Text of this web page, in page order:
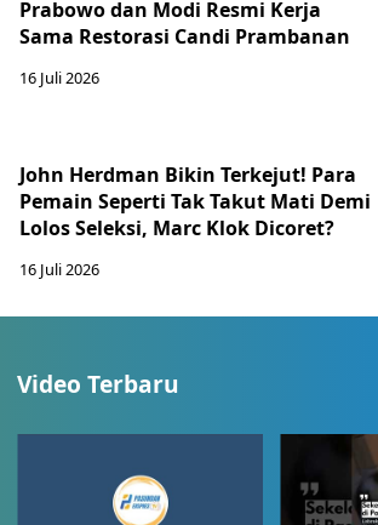
Prabowo dan Modi Resmi Kerja
Sama Restorasi Candi Prambanan
16 Juli 2026
John Herdman Bikin Terkejut! Para
Pemain Seperti Tak Takut Mati Demi
Lolos Seleksi, Marc Klok Dicoret?
16 Juli 2026
Video Terbaru